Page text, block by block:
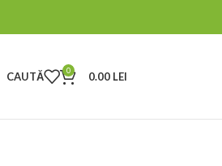
CAUTĂ 0 0.00 LEI